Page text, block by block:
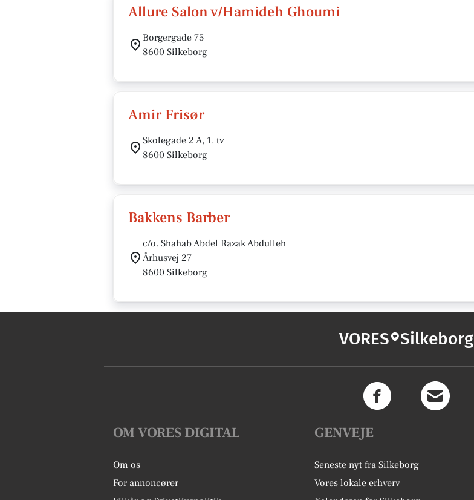
Allure Salon v/Hamideh Ghoumi
Borgergade 75
8600 Silkeborg
Amir Frisør
Skolegade 2 A, 1. tv
8600 Silkeborg
Bakkens Barber
c/o. Shahab Abdel Razak Abdulleh
Århusvej 27
8600 Silkeborg
VORES Silkeborg
OM VORES DIGITAL
Om os
For annoncører
GENVEJE
Seneste nyt fra Silkeborg
Vores lokale erhverv